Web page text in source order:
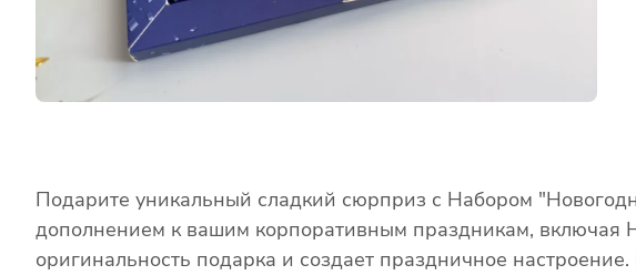
Подарите уникальный сладкий сюрприз с Набором
дополнением к вашим корпоративным праздникам, включая
оригинальность подарка и создает праздничное